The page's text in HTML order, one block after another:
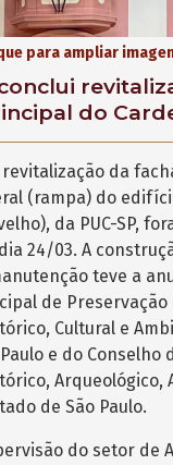
para ampliar
do
da
(rampa) do
da PUC-SP,
24/03. A
teve a
de Preservação
Cultural e
e do Conselho
Arqueológico,
de São Paulo.
do setor de